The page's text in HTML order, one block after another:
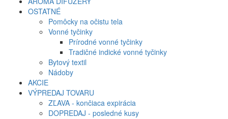
OSTATNÉ
Pomôcky na očistu tela
Vonné tyčinky
Prírodné vonné tyčinky
Tradičné indické vonné tyčinky
Bytový textil
Nádoby
AKCIE
VÝPREDAJ TOVARU
ZĽAVA - končiaca expirácia
DOPREDAJ - posledné kusy